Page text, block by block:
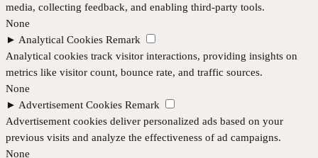
media, collecting feedback, and enabling third-party tools.
None
► Analytical Cookies Remark
Analytical cookies track visitor interactions, providing insights on
metrics like visitor count, bounce rate, and traffic sources.
None
► Advertisement Cookies Remark
Advertisement cookies deliver personalized ads based on your
previous visits and analyze the effectiveness of ad campaigns.
None